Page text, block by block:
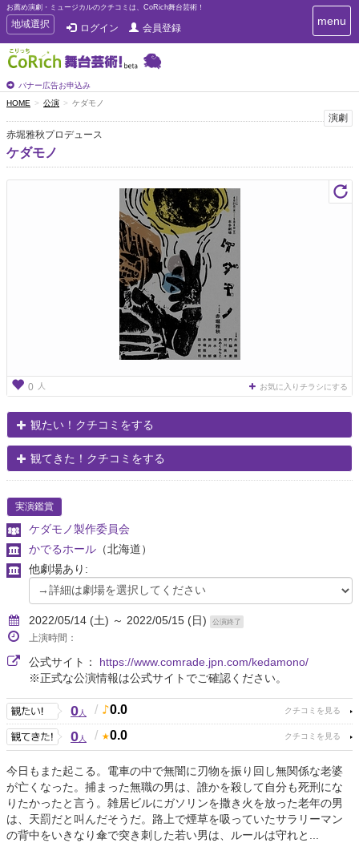
お薦め演劇・ミュージカルのクチコミは、CoRich舞台芸術！
T
o
g
g
e
n
a
v
i
g
地域選択 ログイン 会員登録
バナー広告お申込み
T
o
i
g
menu
HOME 公演 ケダモノ
演劇
赤堀雅秋プロデュース
ケダモノ
0 人 お気に入りチラシにする
観たい！クチコミをする
観てきた！クチコミをする
実演鑑賞
ケダモノ製作委員会
かでるホール （北海道）
他劇場あり:
2022/05/14 (土) ～ 2022/05/15 (日) 公演終了
上演時間：
公式サイト： https://www.comrade.jpn.com/kedamono/
※正式な公演情報は公式サイトでご確認ください。
0人 / 0.0
0人 / 0.0
今日もまた起こる。電車の中で無闇に刃物を振り回し無関係な老婆
が亡くなった。捕まった無職の男は、誰かを殺して自分も死刑にな
りたかったと言う。雑居ビルにガソリンを撒き火を放った老年の男
は、天罰だと叫んだそうだ。路上で煙草を吸っていたサラリーマン
の背中をいきなり傘で突き刺した若い男は、ルールは守れと...